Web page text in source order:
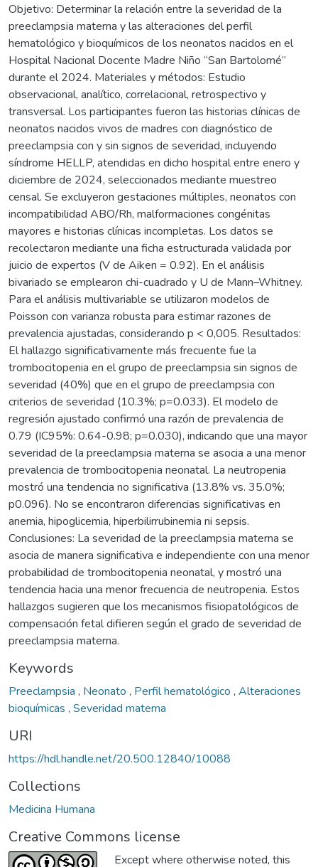
Objetivo: Determinar la relación entre la severidad de la
preeclampsia materna y las alteraciones del perfil
hematológico y bioquímicos de los neonatos nacidos en el
Hospital Nacional Docente Madre Niño “San Bartolomé”
durante el 2024. Materiales y métodos: Estudio
observacional, analítico, correlacional, retrospectivo y
transversal. Los participantes fueron las historias clínicas de
neonatos nacidos vivos de madres con diagnóstico de
preeclampsia con y sin signos de severidad, incluyendo
síndrome HELLP, atendidas en dicho hospital entre enero y
diciembre de 2024, seleccionados mediante muestreo
censal. Se excluyeron gestaciones múltiples, neonatos con
incompatibilidad ABO/Rh, malformaciones congénitas
mayores e historias clínicas incompletas. Los datos se
recolectaron mediante una ficha estructurada validada por
juicio de expertos (V de Aiken = 0.92). En el análisis
bivariado se emplearon chi-cuadrado y U de Mann–Whitney.
Para el análisis multivariable se utilizaron modelos de
Poisson con varianza robusta para estimar razones de
prevalencia ajustadas, considerando p < 0,005. Resultados:
El hallazgo significativamente más frecuente fue la
trombocitopenia en el grupo de preeclampsia sin signos de
severidad (40%) que en el grupo de preeclampsia con
criterios de severidad (10.3%; p=0.033). El modelo de
regresión ajustado confirmó una razón de prevalencia de
0.79 (IC95%: 0.64-0.98; p=0.030), indicando que una mayor
severidad de la preeclampsia materna se asocia a una menor
prevalencia de trombocitopenia neonatal. La neutropenia
mostró una tendencia no significativa (13.8% vs. 35.0%;
p0.096). No se encontraron diferencias significativas en
anemia, hipoglicemia, hiperbilirrubinemia ni sepsis.
Conclusiones: La severidad de la preeclampsia materna se
asocia de manera significativa e independiente con una menor
probabilidad de trombocitopenia neonatal, y mostró una
tendencia hacia una menor frecuencia de neutropenia. Estos
hallazgos sugieren que los mecanismos fisiopatológicos de
compensación fetal difieren según el grado de severidad de
preeclampsia materna.
Keywords
Preeclampsia , Neonato , Perfil hematológico , Alteraciones
bioquímicas , Severidad materna
URI
https://hdl.handle.net/20.500.12840/10088
Collections
Medicina Humana
Creative Commons license
Except where otherwise noted, this